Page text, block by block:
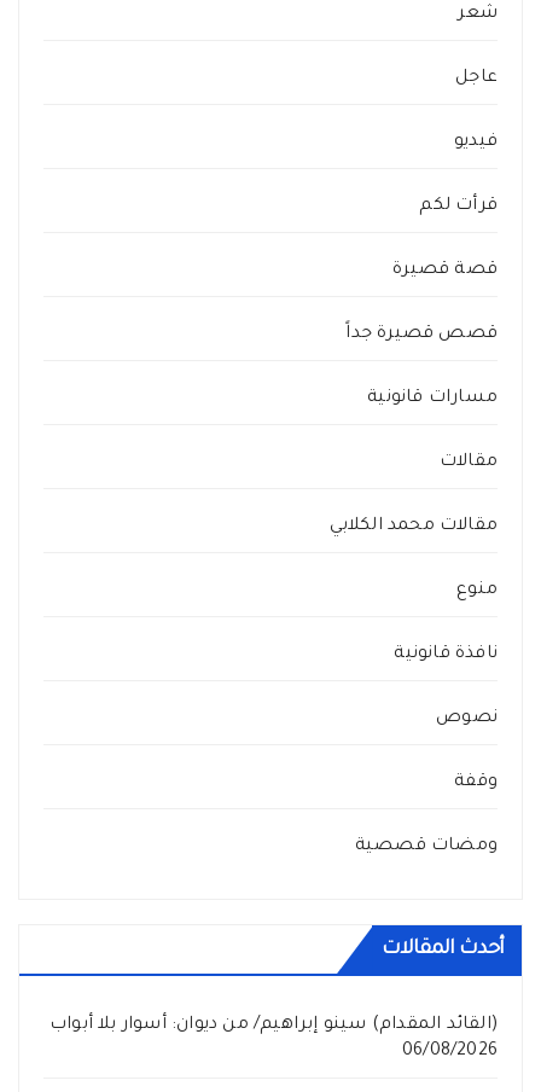
شعر
عاجل
فيديو
قرأت لكم
قصة قصيرة
قصص قصيرة جداً
مسارات قانونية
مقالات
مقالات محمد الكلابي
منوع
نافذة قانونية
نصوص
وقفة
ومضات قصصية
أحدث المقالات
(القائد المقدام) سينو إبراهيم/ من ديوان: أسوار بلا أبواب
06/08/2026